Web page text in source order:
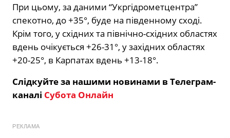
При цьому, за даними “Укргідрометцентра”
спекотно, до +35°, буде на південному сході.
Крім того, у східних та північно-східних областях
вдень очікується +26-31°, у західних областях
+20-25°, в Карпатах вдень +13-18°.
Слідкуйте за нашими новинами в Телеграм-
каналі Субота Онлайн
РЕКЛАМА